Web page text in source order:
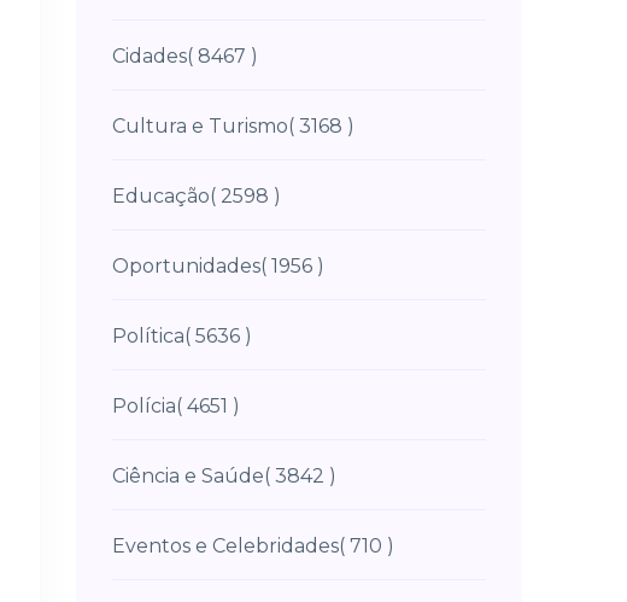
Cidades( 8467 )
Cultura e Turismo( 3168 )
Educação( 2598 )
Oportunidades( 1956 )
Política( 5636 )
Polícia( 4651 )
Ciência e Saúde( 3842 )
Eventos e Celebridades( 710 )